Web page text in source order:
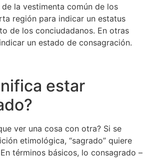
la vestimenta común de los
región para indicar un estatus
de los conciudadanos. En otras
un estado de consagración.
estar
ver una cosa con otra? Si se
etimológica, “sagrado” quiere
términos básicos, lo consagrado –